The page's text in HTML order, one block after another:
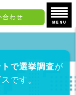
合わせ
で選挙調査が
です。